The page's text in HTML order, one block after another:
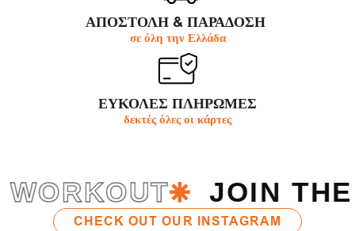
ΑΠΟΣΤΟΛΗ & ΠΑΡΆΔΟΣΗ
σε όλη την Ελλάδα
ΕΥΚΟΛΕΣ ΠΛΗΡΩΜΕΣ
δεκτές όλες οι κάρτες
JOIN THE
CHECK OUT OUR INSTAGRAM